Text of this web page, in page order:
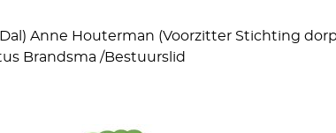
Anne Houterman (Voorzitter Stichting
Brandsma /Bestuurslid